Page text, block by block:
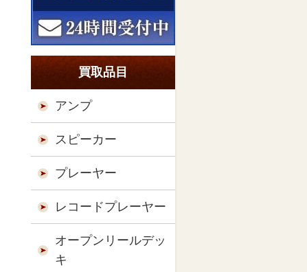
買取品目
アンプ
スピーカー
プレーヤー
レコードプレーヤー
オープンリールデッ
キ